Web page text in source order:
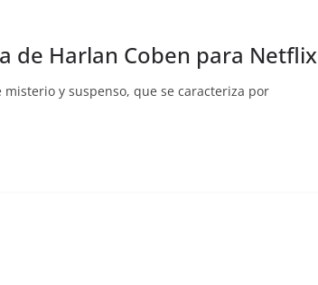
de Harlan Coben para Netflix
y suspenso, que se caracteriza por